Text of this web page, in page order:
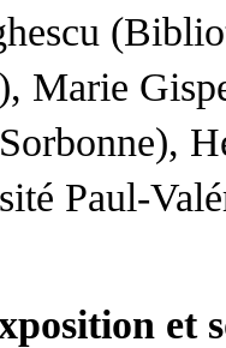
Marie
Paul-
et